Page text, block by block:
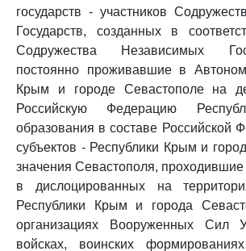
государств - участников
Государств, созданных в
Содружества Независимых
постоянно проживавшие в
Крым и городе Севастополе на
Российскую Федерацию
образования в составе Российской
субъектов - Республики Крым и
значения Севастополя,
в дислоцированных на
Республики Крым и города
организациях Вооруженных Сил
войсках, воинских